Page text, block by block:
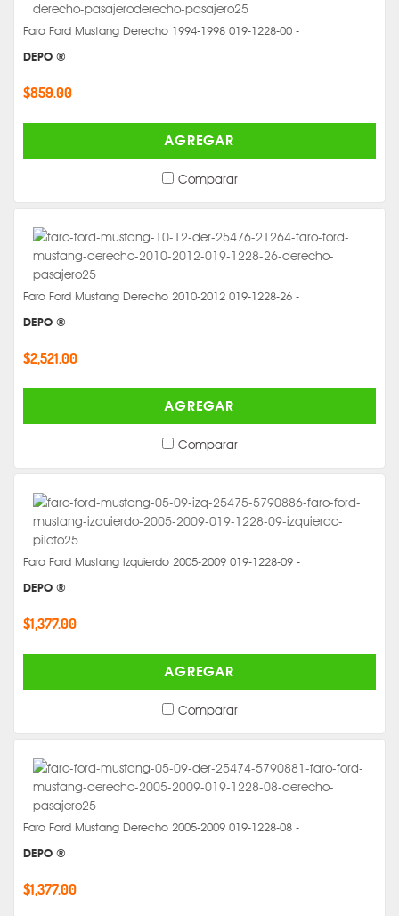
Faro Ford Mustang Derecho 1994-1998 019-1228-00 -
DEPO ®
$859.00
AGREGAR
Comparar
Faro Ford Mustang Derecho 2010-2012 019-1228-26 -
DEPO ®
$2,521.00
AGREGAR
Comparar
Faro Ford Mustang Izquierdo 2005-2009 019-1228-09 -
DEPO ®
$1,377.00
AGREGAR
Comparar
Faro Ford Mustang Derecho 2005-2009 019-1228-08 -
DEPO ®
$1,377.00